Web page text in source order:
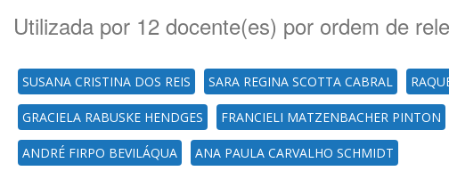
Utilizada por 12 docente(es) por ordem de
SUSANA CRISTINA DOS REIS SARA REGINA SCOTTA CABRAL
GRACIELA RABUSKE HENDGES FRANCIELI MATZENBACHER PINTON
ANDRÉ FIRPO BEVILÁQUA ANA PAULA CARVALHO SCHMIDT